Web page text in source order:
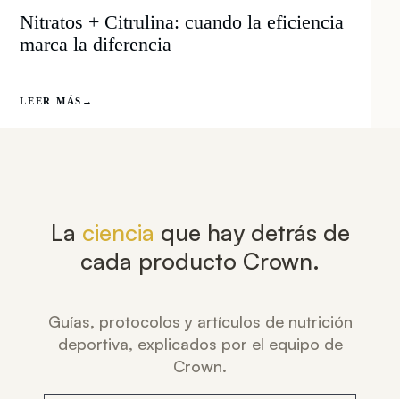
Nitratos + Citrulina: cuando la eficiencia
marca la diferencia
LEER MÁS →
La ciencia que hay detrás de
cada producto Crown.
Guías, protocolos y artículos de nutrición
deportiva, explicados por el equipo de
Crown.